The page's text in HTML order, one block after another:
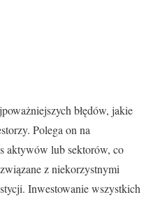
błędów, jakie
Polega on na
aktywów lub sektorów, co
z niekorzystnymi
Inwestowanie wszystkich